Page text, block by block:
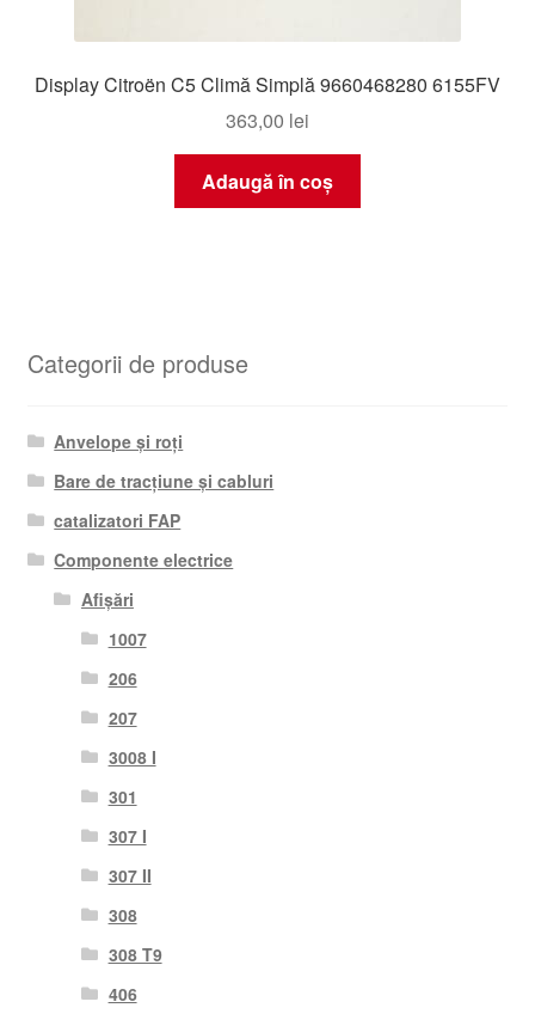
Display Citroën C5 Climă Simplă 9660468280 6155FV
363,00 lei
Adaugă în coș
Categorii de produse
Anvelope și roți
Bare de tracțiune și cabluri
catalizatori FAP
Componente electrice
Afișări
1007
206
207
3008 I
301
307 I
307 II
308
308 T9
406